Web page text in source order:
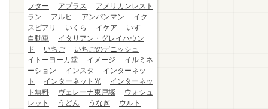
フター
アプラス
アメリカンレスト
ラン
アルヒ アンパンマン
イク
スピアリ
いくら イケア
いすゞ
自動車
イタリアン・グレイハウン
ド
いちご
いちごのデニッシュ
イトーヨーカ堂
イメージ
イルミネ
ーション
インスタ
インターネッ
ト
インターネット光
インターネッ
ト無料
ヴェレーナ東戸塚
ウォシュ
レット
うどん うなぎ
ウルト